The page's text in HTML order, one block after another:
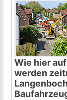
Wie hier
werden